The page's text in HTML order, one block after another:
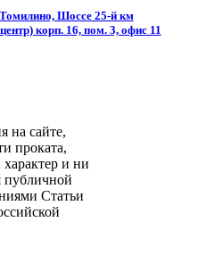
Шоссе 25-й км
корп. 16, пом. 3, офис 11
на сайте,
проката,
и ни
публичной
Статьи